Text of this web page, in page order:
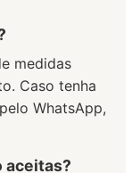
medidas
Caso tenha
WhatsApp,
aceitas?